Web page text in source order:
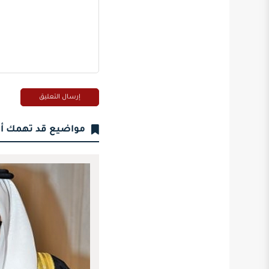
مواضيع قد تهمك